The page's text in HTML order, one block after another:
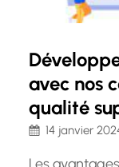
avec nos
qualité
14 janvier